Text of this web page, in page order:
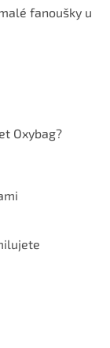
fanoušky u
Oxybag?